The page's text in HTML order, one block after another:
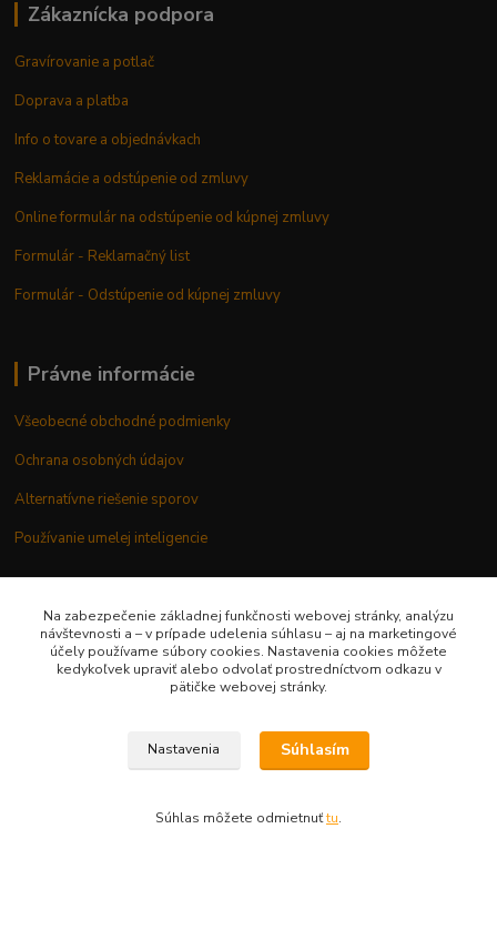
Zákaznícka podpora
Gravírovanie a potlač
Doprava a platba
Info o tovare a objednávkach
Reklamácie a odstúpenie od zmluvy
Online formulár na odstúpenie od kúpnej zmluvy
Formulár - Reklamačný list
Formulár - Odstúpenie od kúpnej zmluvy
Právne informácie
Všeobecné obchodné podmienky
Ochrana osobných údajov
Alternatívne riešenie sporov
Používanie umelej inteligencie
Potrebujete poradiť?
Na zabezpečenie základnej funkčnosti webovej stránky, analýzu
návštevnosti a – v prípade udelenia súhlasu – aj na marketingové
účely používame súbory cookies. Nastavenia cookies môžete
kedykoľvek upraviť alebo odvolať prostredníctvom odkazu v
pätičke webovej stránky.
Nastavenia Súhlasím
Súhlas môžete odmietnuťtu.